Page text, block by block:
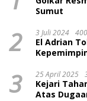
Sumut
2 3 Juli 2024
El Adrian
3 25 April 2025
Kejari
Atas